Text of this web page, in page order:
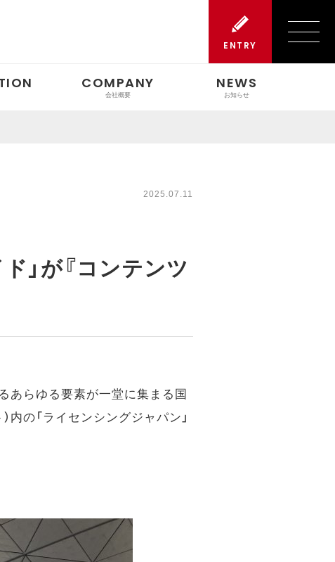
ENTRY
COMPANY NEWS
2025.07.11
」が『コンテンツ
あらゆる要素が一堂に集まる国
内の「ライセンシングジャパン」